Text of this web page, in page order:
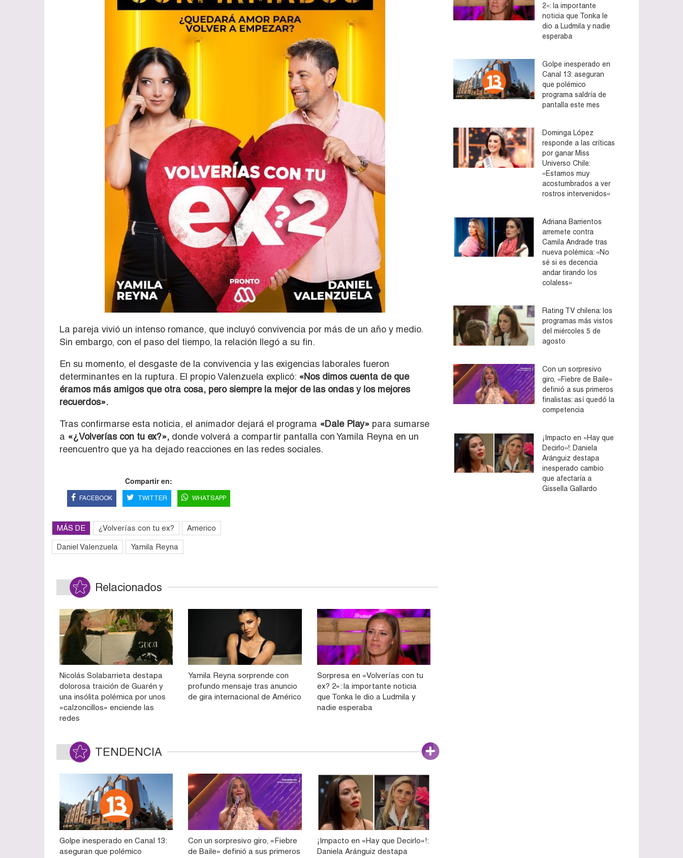
La pareja vivió un intenso romance, que incluyó convivencia por más de un año y medio.
Sin embargo, con el paso del tiempo, la relación llegó a su fin.
En su momento, el desgaste de la convivencia y las exigencias laborales fueron
determinantes en la ruptura. El propio Valenzuela explicó: «Nos dimos cuenta de que
éramos más amigos que otra cosa, pero siempre la mejor de las ondas y los mejores
recuerdos».
Tras confirmarse esta noticia, el animador dejará el programa «Dale Play» para sumarse
a «¿Volverías con tu ex?», donde volverá a compartir pantalla con Yamila Reyna en un
reencuentro que ya ha dejado reacciones en las redes sociales.
Compartir en:
FACEBOOK TWITTER WHATSAPP
MÁS DE ¿Volverías con tu ex? Americo
Daniel Valenzuela Yamila Reyna
Relacionados
Nicolás Solabarrieta destapa
dolorosa traición de Guarén y
una insólita polémica por unos
«calzoncillos» enciende las
redes
Yamila Reyna sorprende con
profundo mensaje tras anuncio
de gira internacional de Américo
Sorpresa en «Volverías con tu
ex? 2»: la importante noticia
que Tonka le dio a Ludmila y
nadie esperaba
TENDENCIA
Golpe inesperado en Canal 13:
aseguran que polémico
Con un sorpresivo giro, «Fiebre
de Baile» definió a sus primeros
¡Impacto en «Hay que Decirlo»!:
Daniela Aránguiz destapa
2»: la importante
noticia que Tonka le
dio a Ludmila y nadie
esperaba
Golpe inesperado en
Canal 13: aseguran
que polémico
programa saldría de
pantalla este mes
Dominga López
responde a las críticas
por ganar Miss
Universo Chile:
«Estamos muy
acostumbrados a ver
rostros intervenidos»
Adriana Barrientos
arremete contra
Camila Andrade tras
nueva polémica: «No
sé si es decencia
andar tirando los
colaless»
Rating TV chilena: los
programas más vistos
del miércoles 5 de
agosto
Con un sorpresivo
giro, «Fiebre de Baile»
definió a sus primeros
finalistas: así quedó la
competencia
¡Impacto en «Hay que
Decirlo»!: Daniela
Aránguiz destapa
inesperado cambio
que afectaría a
Gissella Gallardo